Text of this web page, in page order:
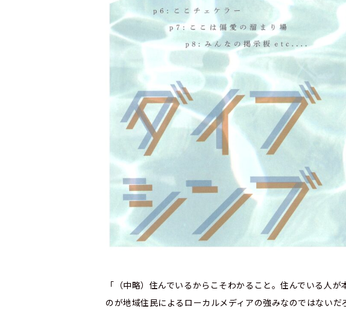
「（中略）住んでいるからこそわかること。住んでいる人
のが地域住民によるローカルメディアの強みなのではないだ